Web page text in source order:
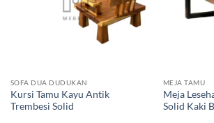
SOFA DUA DUDUKAN
Kursi Tamu Kayu Antik
Trembesi Solid
MEJA TAMU
Meja
Solid Kaki